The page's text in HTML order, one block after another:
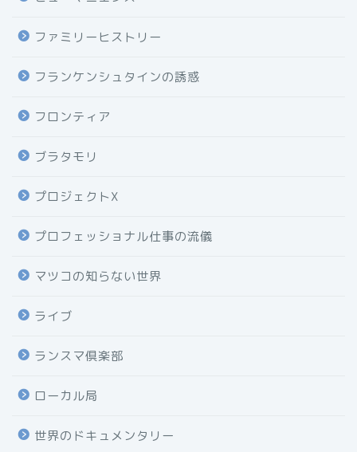
ファミリーヒストリー
フランケンシュタインの誘惑
フロンティア
ブラタモリ
プロジェクトX
プロフェッショナル仕事の流儀
マツコの知らない世界
ライブ
ランスマ倶楽部
ローカル局
世界のドキュメンタリー